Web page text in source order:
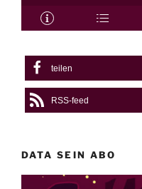
teilen
RSS-feed
DATA SEIN ABO